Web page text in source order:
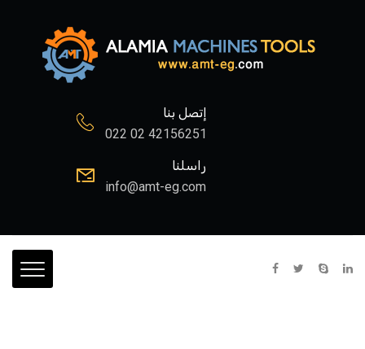
إتصل بنا
022 02 42156251
راسلنا
info@amt-eg.com